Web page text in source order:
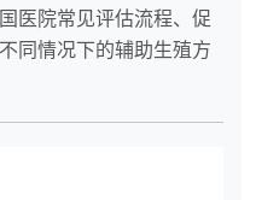
医院常见评估流程、促
同情况下的辅助生殖方